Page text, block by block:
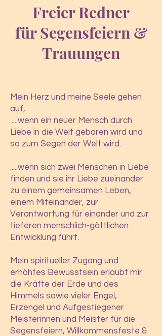
Freier Redner
für Segensfeiern &
Trauungen
Mein Herz und meine Seele gehen
auf,
.....wenn ein neuer Mensch durch
Liebe in die Welt geboren wird und
so zum Segen der Welt wird.
.....wenn sich zwei Menschen in Liebe
finden und sie ihr Liebe zueinander
zu einem gemeinsamen Leben,
einem Miteinander, zur
Verantwortung für einander und zur
tieferen menschlich-göttlichen
Entwicklung führt.
Mein spiritueller Zugang und
erhöhtes Bewusstsein erlaubt mir
die Kräfte der Erde und des
Himmels sowie vieler Engel,
Erzengel und Aufgestiegener
Meisterinnen und Meister für die
Segensfeiern, Willkommensfeste &